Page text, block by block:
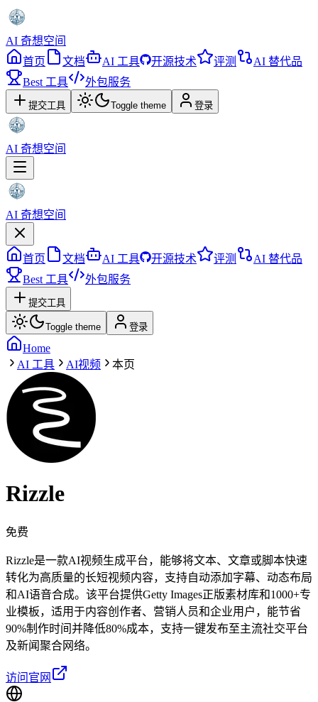
AI 奇想空间
首页
文档 AI 工具 开源技术 评测
AI 替代品
Best 工具
外包服务
提交工具 Toggle theme 登录
AI 奇想空间
AI 奇想空间
首页 文档 AI 工具 开源技术 评测
AI 替代品
Best 工具
外包服务
提交工具
Toggle theme 登录
Home
AI 工具
AI视频 本页
Rizzle
免费
Rizzle是一款AI视频生成平台，能够将文本、文章或脚本快速
转化为高质量的长短视频内容，支持自动添加字幕、动态布局
和AI语音合成。该平台提供Getty Images正版素材库和1000+专
业模板，适用于内容创作者、营销人员和企业用户，能节省
90%制作时间并降低80%成本，支持一键发布至主流社交平台
及新闻聚合网络。
访问官网